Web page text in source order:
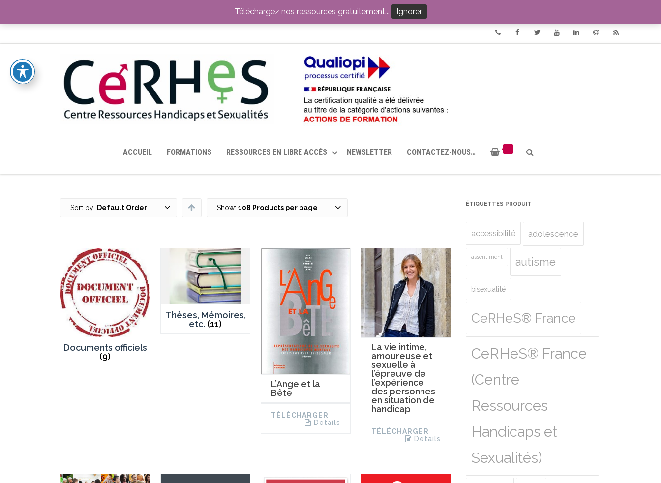
TOUTES LES RESSOURCES MISES À DISPOSITION PAR LE CERHES® FRANCE OUTILS EN SANTÉ SEXUELLE
ACCUEIL FORMATIONS RESSOURCES EN LIBRE ACCÈS NEWSLETTER CONTACTEZ-NOUS…
Sort by: Default Order Show: 108 Products per page
Documents officiels
(9)
Thèses, Mémoires,
etc. (11)
L’Ange et la
Bête
TÉLÉCHARGER
Details
La vie intime,
amoureuse et
sexuelle à
l’épreuve de
l’expérience
des personnes
en situation de
handicap
TÉLÉCHARGER
Details
ÉTIQUETTES PRODUIT
accessibilité adolescence
assentiment autisme
bisexualité
CeRHeS® France
CeRHeS® France
(Centre
Ressources
Handicaps et
Sexualités)
Téléchargez nos ressources gratuitement... Ignorer